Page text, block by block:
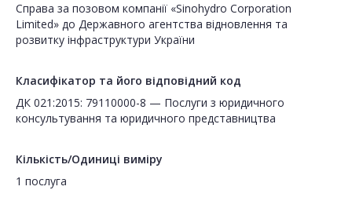
Cправа за позовом компанії «Sinohydro Corporation
Limited» до Державного агентства відновлення та
розвитку інфраструктури України
Класифікатор та його відповідний код
ДК 021:2015: 79110000-8 — Послуги з юридичного
консультування та юридичного представництва
Кількість/Одиниці виміру
1 послуга